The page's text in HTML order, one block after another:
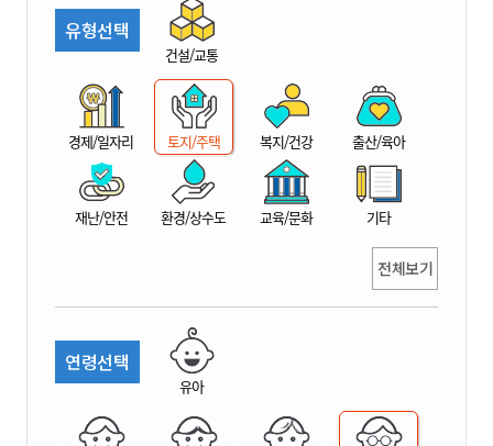
시
산
유형선택
건설/교통
경제/일자리 토지/주택 복지/건강 출산/육아
재난/안전 환경/상수도 교육/문화 기타
전체보기
연령선택
유아